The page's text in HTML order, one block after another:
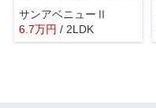
サンアベニューⅡ
6.7万円 / 2LDK